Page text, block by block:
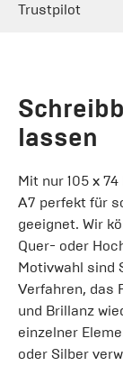
Trustpilot
lassen
Mit nur 105 x
A7 perfekt für
geeignet. Wir
Quer- oder
Motivwahl sind
Verfahren, das
und Brillanz
einzelner
oder Silber